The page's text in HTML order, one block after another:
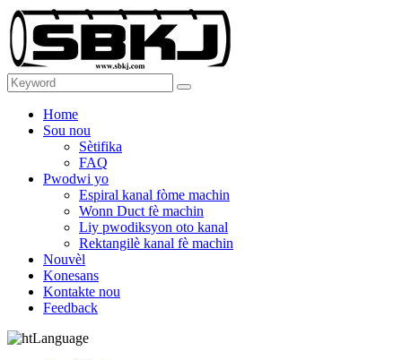
Home
Sou nou
Sètifika
FAQ
Pwodwi yo
Espiral kanal fòme machin
Wonn Duct fè machin
Liy pwodiksyon oto kanal
Rektangilè kanal fè machin
Nouvèl
Konesans
Kontakte nou
Feedback
Language